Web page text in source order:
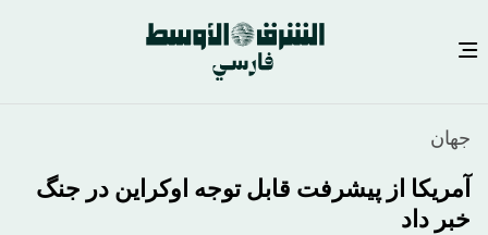
محتوای
اصلی
جهان
آمریکا از پیشرفت قابل توجه اوکراین در جنگ
خبر داد